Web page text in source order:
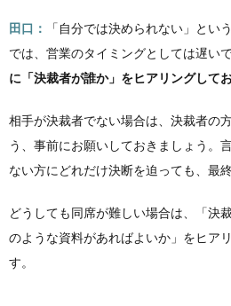
田口：
「自分では決められない」とい
では、営業のタイミングとしては遅い
に「決裁者が誰か」をヒアリングして
相手が決裁者でない場合は、決裁者の
う、事前にお願いしておきましょう。
ない方にどれだけ決断を迫っても、最
どうしても同席が難しい場合は、「決
のような資料があればよいか」をヒア
す。